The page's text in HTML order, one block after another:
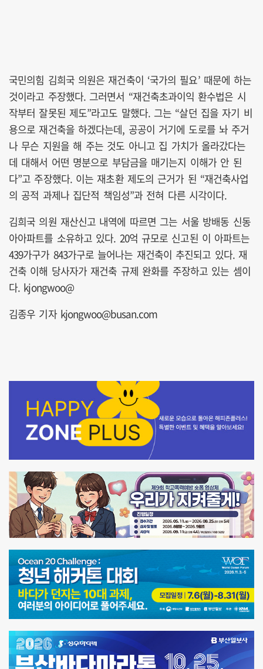
국민의힘 김희국 의원은 재건축이 ‘국가의 필요’ 때문에 하는
것이라고 주장했다. 그러면서 “재건축초과이익 환수법은 시
작부터 잘못된 제도”라고도 말했다. 그는 “살던 집을 자기 비
용으로 재건축을 하겠다는데, 공공이 거기에 도로를 놔 주거
나 무슨 지원을 해 주는 것도 아니고 집 가치가 올라갔다는
데 대해서 어떤 명분으로 부담금을 매기는지 이해가 안 된
다”고 주장했다. 이는 재초환 제도의 근거가 된 “재건축사업
의 공적 과제나 집단적 책임성”과 전혀 다른 시각이다.
김희국 의원 재산신고 내역에 따르면 그는 서울 방배동 신동
아아파트를 소유하고 있다. 20억 규모로 신고된 이 아파트는
439가구가 843가구로 늘어나는 재건축이 추진되고 있다. 재
건축 이해 당사자가 재건축 규제 완화를 주장하고 있는 셈이
다. kjongwoo@
김종우 기자 kjongwoo@busan.com